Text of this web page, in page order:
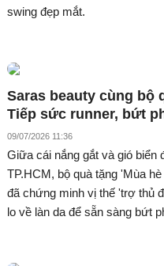
swing đẹp mắt.
Saras beauty cùng bộ
Tiếp sức runner, bứt
09/07/2026 11:36
Giữa cái nắng gắt và gió biển
TP.HCM, bộ quà tặng 'Mùa
đã chứng minh vị thế 'trợ thủ
lo về làn da để sẵn sàng bứt